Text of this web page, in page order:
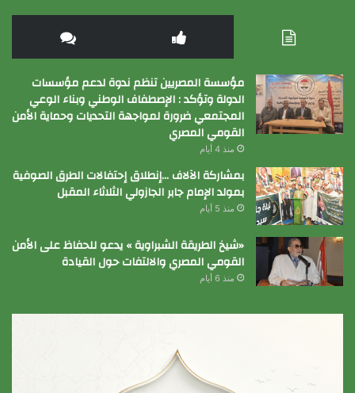
مؤسسة المصريين تنظم ندوة لدعم مؤسسات
الدولة وتؤكد : الإصطفاف الوطني وبناء الوعي
المجتمعي ضرورة لمواجهة التحديات وحماية الأمن
القومي المصري
منذ 4 أيام
بمشاركة الآلاف …إنطلاق إحتفالات الطرق الصوفية
بمولد الإمام جابر الجازولي الثلاثاء المقبل
منذ 5 أيام
«شيخ الطريقة الشبراوية » يدعو للحفاظ على الأمن
القومي المصري والالتفات حول القيادة
منذ 6 أيام